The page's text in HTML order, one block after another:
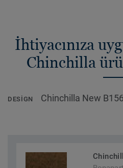
İhtiyacınıza
Chinchilla
DESIGN Chinchilla New